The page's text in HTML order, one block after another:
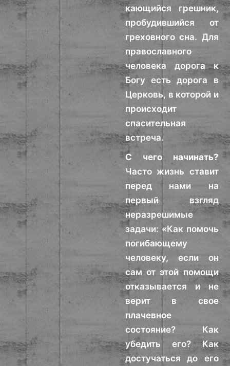
кающийся грешник,
пробудившийся от
греховного сна. Для
православного
человека дорога к
Богу есть дорога в
Церковь, в которой и
происходит
спасительная
встреча.
С чего начинать?
Часто жизнь ставит
перед нами на
первый взгляд
неразрешимые
задачи: «Как помочь
погибающему
человеку, если он
сам от этой помощи
отказывается и не
верит в свое
плачевное
состояние? Как
убедить его? Как
достучаться до его